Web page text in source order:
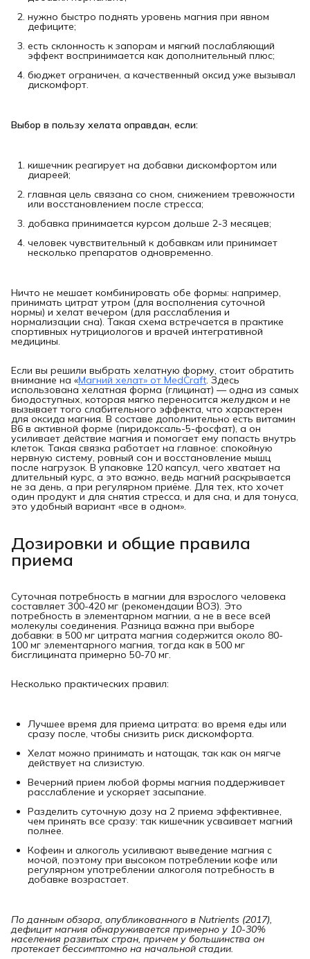
нужно быстро поднять уровень магния при явном
дефиците;
есть склонность к запорам и мягкий послабляющий
эффект воспринимается как дополнительный плюс;
бюджет ограничен, а качественный оксид уже вызывал
дискомфорт.
Выбор в пользу хелата оправдан, если:
кишечник реагирует на добавки дискомфортом или
диареей;
главная цель связана со сном, снижением тревожности
или восстановлением после стресса;
добавка принимается курсом дольше 2-3 месяцев;
человек чувствительный к добавкам или принимает
несколько препаратов одновременно.
Ничто не мешает комбинировать обе формы: например,
принимать цитрат утром (для восполнения суточной
нормы) и хелат вечером (для расслабления и
нормализации сна). Такая схема встречается в практике
спортивных нутрициологов и врачей интегративной
медицины.
Если вы решили выбрать хелатную форму, стоит обратить
внимание на «Магний хелат» от MedCraft. Здесь
использована хелатная форма (глицинат) — одна из самых
биодоступных, которая мягко переносится желудком и не
вызывает того слабительного эффекта, что характерен
для оксида магния. В составе дополнительно есть витамин
B6 в активной форме (пиридоксаль-5-фосфат), а он
усиливает действие магния и помогает ему попасть внутрь
клеток. Такая связка работает на главное: спокойную
нервную систему, ровный сон и восстановление мышц
после нагрузок. В упаковке 120 капсул, чего хватает на
длительный курс, а это важно, ведь магний раскрывается
не за день, а при регулярном приёме. Для тех, кто хочет
один продукт и для снятия стресса, и для сна, и для тонуса,
это удобный вариант «все в одном».
Дозировки и общие правила
приема
Суточная потребность в магнии для взрослого человека
составляет 300-420 мг (рекомендации ВОЗ). Это
потребность в элементарном магнии, а не в весе всей
молекулы соединения. Разница важна при выборе
добавки: в 500 мг цитрата магния содержится около 80-
100 мг элементарного магния, тогда как в 500 мг
бисглицината примерно 50-70 мг.
Несколько практических правил:
Лучшее время для приема цитрата: во время еды или
сразу после, чтобы снизить риск дискомфорта.
Хелат можно принимать и натощак, так как он мягче
действует на слизистую.
Вечерний прием любой формы магния поддерживает
расслабление и ускоряет засыпание.
Разделить суточную дозу на 2 приема эффективнее,
чем принять все сразу: так кишечник усваивает магний
полнее.
Кофеин и алкоголь усиливают выведение магния с
мочой, поэтому при высоком потреблении кофе или
регулярном употреблении алкоголя потребность в
добавке возрастает.
По данным обзора, опубликованного в Nutrients (2017),
дефицит магния обнаруживается примерно у 10-30%
населения развитых стран, причем у большинства он
протекает бессимптомно на начальной стадии.